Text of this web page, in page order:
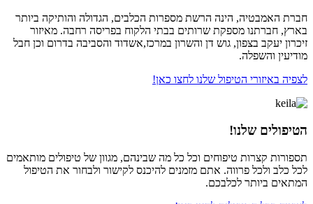
הינה הרשת מספרות הכלבים, הגדולה והותיקה ביותר
חברתנו מספקת שרותים בבתי הלקוח בפריסה רחבה. מאיזור
יעקב בצפון, גוש דן והשרון במרכז,אשדוד והסביבה בדרום וכן חבל
והשפלה.
באיזורי הטיפול שלנו לחצו כאן!
שלנו!
קצרות טיפוחים וכל כל מה שבינהם, מגוון של טיפולים מותאמים
ולכל פרווה. אתם מזמנים להיכנס לקישור ולבחור את הטיפול
ביותר לכלבכם.